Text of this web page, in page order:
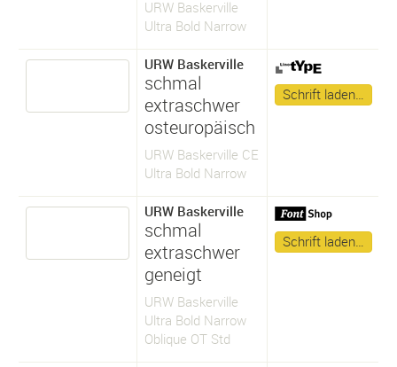
URW Baskerville
Ultra Bold Narrow
URW Baskerville
schmal
extraschwer
osteuropäisch
URW Baskerville CE
Ultra Bold Narrow
Schrift laden…
URW Baskerville
schmal
extraschwer
geneigt
URW Baskerville
Ultra Bold Narrow
Oblique OT Std
Schrift laden…